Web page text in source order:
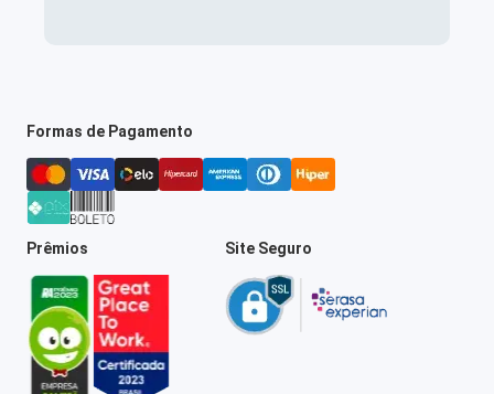
Formas de Pagamento
Prêmios Site Seguro